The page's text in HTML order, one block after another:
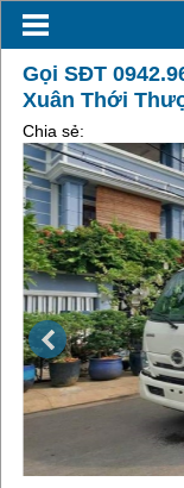
Gọi SĐT
Xuân Thới
Chia sẻ: